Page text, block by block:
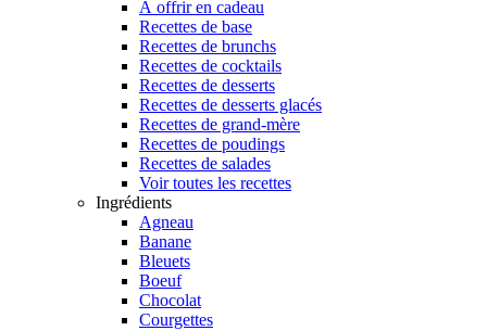
À offrir en cadeau
Recettes de base
Recettes de brunchs
Recettes de cocktails
Recettes de desserts
Recettes de desserts glacés
Recettes de grand-mère
Recettes de poudings
Recettes de salades
Voir toutes les recettes
Ingrédients
Agneau
Banane
Bleuets
Boeuf
Chocolat
Courgettes